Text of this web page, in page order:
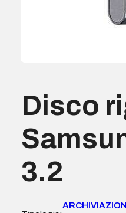
Disco
3.2